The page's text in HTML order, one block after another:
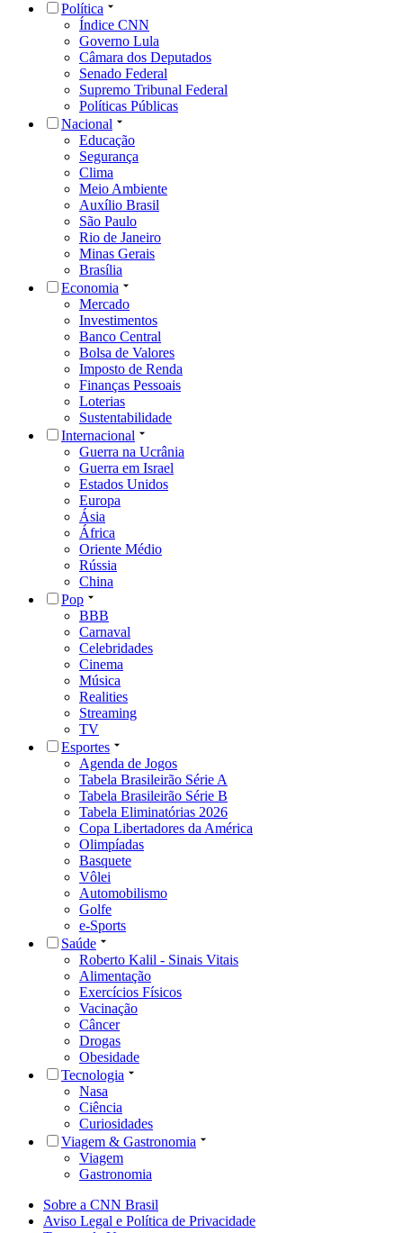
Política
Índice CNN
Governo Lula
Câmara dos Deputados
Senado Federal
Supremo Tribunal Federal
Políticas Públicas
Nacional
Educação
Segurança
Clima
Meio Ambiente
Auxílio Brasil
São Paulo
Rio de Janeiro
Minas Gerais
Brasília
Economia
Mercado
Investimentos
Banco Central
Bolsa de Valores
Imposto de Renda
Finanças Pessoais
Loterias
Sustentabilidade
Internacional
Guerra na Ucrânia
Guerra em Israel
Estados Unidos
Europa
Ásia
África
Oriente Médio
Rússia
China
Pop
BBB
Carnaval
Celebridades
Cinema
Música
Realities
Streaming
TV
Esportes
Agenda de Jogos
Tabela Brasileirão Série A
Tabela Brasileirão Série B
Tabela Eliminatórias 2026
Copa Libertadores da América
Olimpíadas
Basquete
Vôlei
Automobilismo
Golfe
e-Sports
Saúde
Roberto Kalil - Sinais Vitais
Alimentação
Exercícios Físicos
Vacinação
Câncer
Drogas
Obesidade
Tecnologia
Nasa
Ciência
Curiosidades
Viagem & Gastronomia
Viagem
Gastronomia
Sobre a CNN Brasil
Aviso Legal e Política de Privacidade